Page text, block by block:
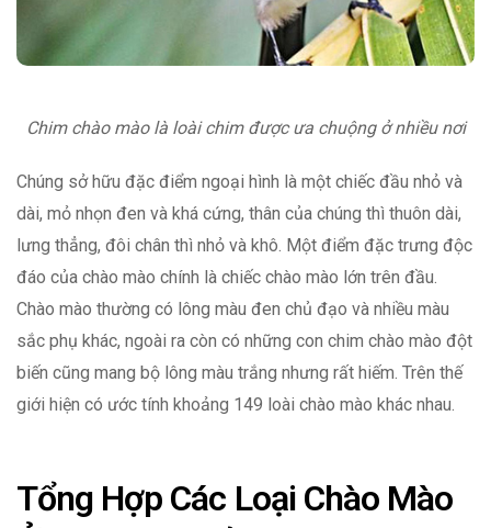
Chim chào mào là loài chim được ưa chuộng ở nhiều nơi
Chúng sở hữu đặc điểm ngoại hình là một chiếc đầu nhỏ và
dài, mỏ nhọn đen và khá cứng, thân của chúng thì thuôn dài,
lưng thẳng, đôi chân thì nhỏ và khô. Một điểm đặc trưng độc
đáo của chào mào chính là chiếc chào mào lớn trên đầu.
Chào mào thường có lông màu đen chủ đạo và nhiều màu
sắc phụ khác, ngoài ra còn có những con chim chào mào đột
biến cũng mang bộ lông màu trắng nhưng rất hiếm. Trên thế
giới hiện có ước tính khoảng 149 loài chào mào khác nhau.
Tổng Hợp Các Loại Chào Mào